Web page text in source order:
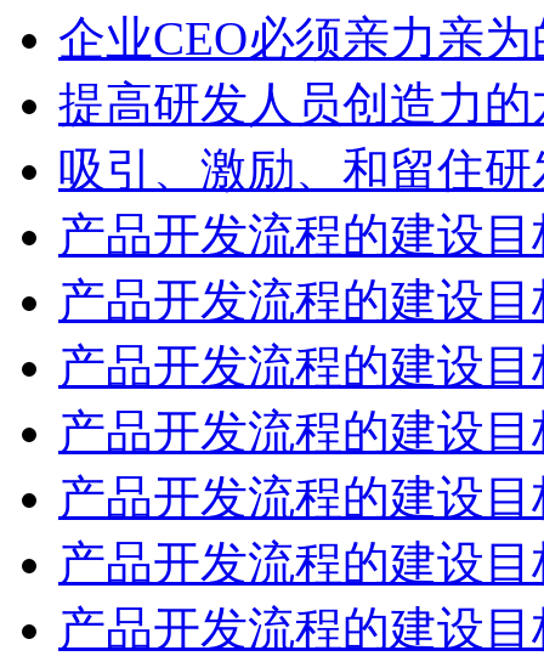
企业CEO必须亲力亲
提高研发人员创造力
吸引、激励、和留住
产品开发流程的建设
产品开发流程的建设
产品开发流程的建设
产品开发流程的建设
产品开发流程的建设
产品开发流程的建设
产品开发流程的建设